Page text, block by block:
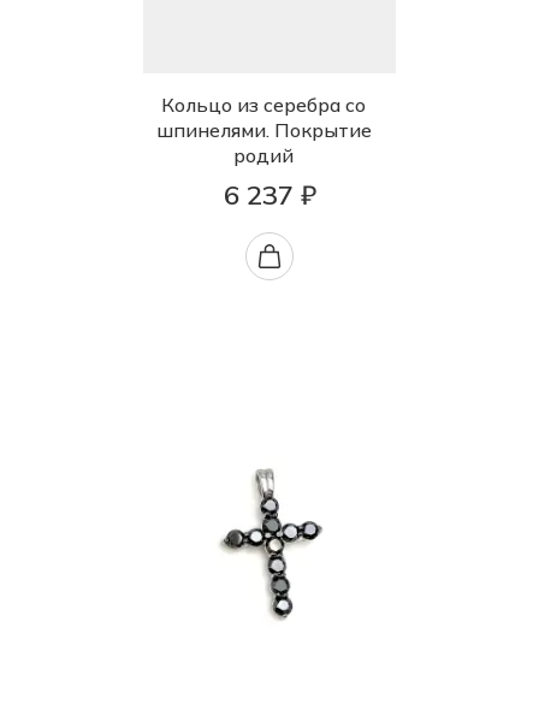
Кольцо из серебра со
шпинелями. Покрытие
родий
6 237 ₽